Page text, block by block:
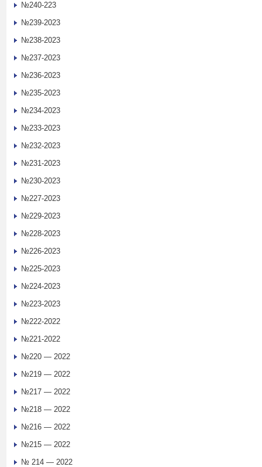
№240-223
№239-2023
№238-2023
№237-2023
№236-2023
№235-2023
№234-2023
№233-2023
№232-2023
№231-2023
№230-2023
№227-2023
№229-2023
№228-2023
№226-2023
№225-2023
№224-2023
№223-2023
№222-2022
№221-2022
№220 — 2022
№219 — 2022
№217 — 2022
№218 — 2022
№216 — 2022
№215 — 2022
№ 214 — 2022